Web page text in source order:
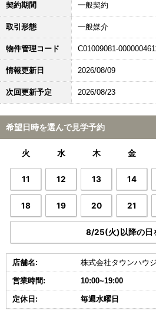
契約期間 一般契約
取引形態 一般媒介
物件管理コード C01009081-
情報更新日 2026/08/09
次回更新予定 2026/08/23
希望日時を選んで見学予約
火 水 木 金
11 12 13 14
18 19 20 21
8/25(火)以降の日
店舗名: 株式会社タウンハウ
営業時間: 10:00~19:00
定休日: 毎週水曜日